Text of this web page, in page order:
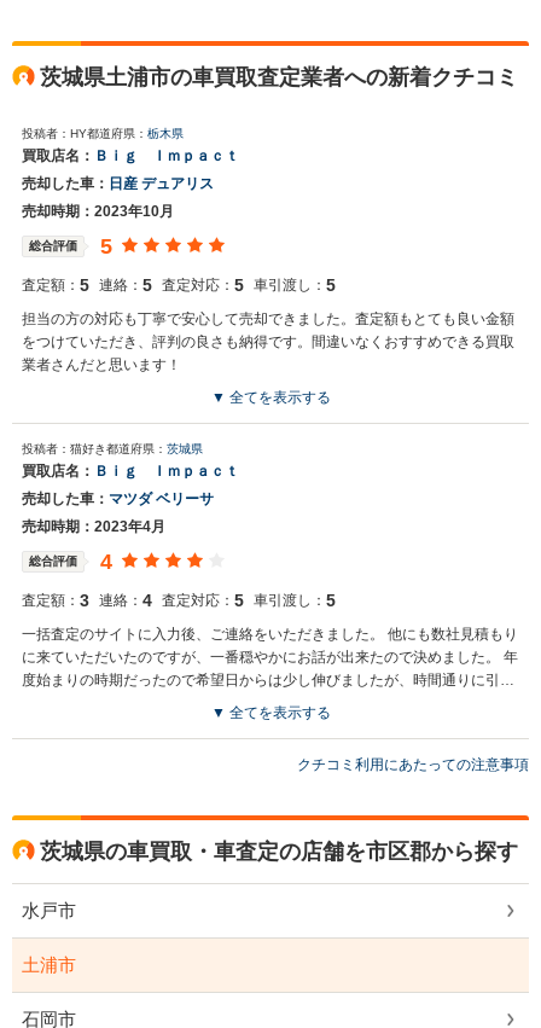
茨城県土浦市の車買取査定業者への新着クチコミ
投稿者：HY都道府県： 栃木県
買取店名： Ｂｉｇ Ｉｍｐａｃｔ
売却した車： 日産 デュアリス
売却時期：2023年10月
総合評価 5
査定額： 5 連絡： 5 査定対応： 5 車引渡し： 5
担当の方の対応も丁寧で安心して売却できました。査定額もとても良い金額
をつけていただき、評判の良さも納得です。間違いなくおすすめできる買取
業者さんだと思います！
買取店からの返信
この度は大変ありがたいお言葉を頂き有難うございます。スタッフ一
同より一層お客様に喜んで頂けるよう邁進してまいりますので今後と
も宜しくお願い致します。
▼ 全てを表示する
投稿者：猫好き都道府県： 茨城県
買取店名： Ｂｉｇ Ｉｍｐａｃｔ
売却した車： マツダ ベリーサ
売却時期：2023年4月
総合評価 4
査定額： 3 連絡： 4 査定対応： 5 車引渡し： 5
一括査定のサイトに入力後、ご連絡をいただきました。 他にも数社見積もり
に来ていただいたのですが、一番穏やかにお話が出来たので決めました。 年
度始まりの時期だったので希望日からは少し伸びましたが、時間通りに引き
取りに来て下さり良かったです。
買取店からの返信
この度は大変ありがたいお言葉を頂き有難うございます。 スタップ一
も宜しくお願い致します。
▼ 全てを表示する
クチコミ利用にあたっての注意事項
茨城県の車買取・車査定の店舗を市区郡から探す
水戸市
土浦市
石岡市